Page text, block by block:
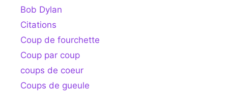
Bob Dylan
Citations
Coup de fourchette
Coup par coup
coups de coeur
Coups de gueule